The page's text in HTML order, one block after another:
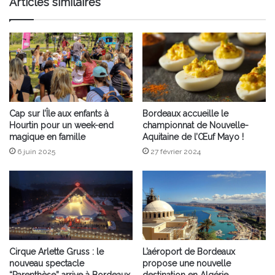
Cap sur l’Île aux enfants à
Hourtin pour un week-end
magique en famille
6 juin 2025
Bordeaux accueille le
championnat de Nouvelle-
Aquitaine de l’Œuf Mayo !
27 février 2024
Cirque Arlette Gruss : le
nouveau spectacle
L’aéroport de Bordeaux
propose une nouvelle